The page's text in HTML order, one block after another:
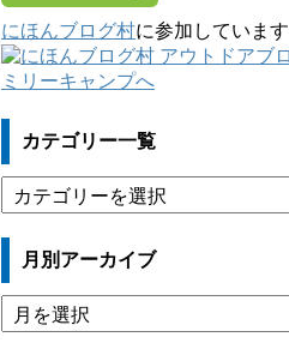
にほんブログ村に参加しています
カテゴリー一覧
テ
ゴ
ー
一
覧
月別アーカイブ
月
別